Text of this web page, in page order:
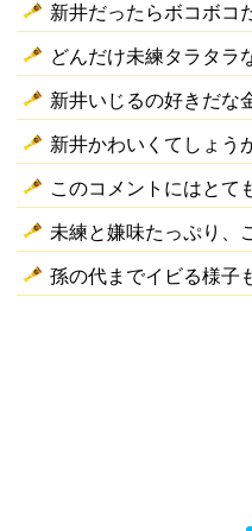
新井だったらボコボコ
どんだけ未練タラタラ
新井いじるの好きだな
新井かわいくてしょう
このコメントにはとて
未練と嫌味たっぷり、
孫の代までイビる様子